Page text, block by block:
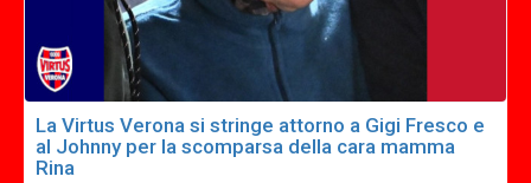
La Virtus Verona si stringe attorno a Gigi Fresco e
al Johnny per la scomparsa della cara mamma
Rina